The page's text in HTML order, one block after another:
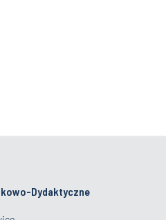
Dydaktyczne